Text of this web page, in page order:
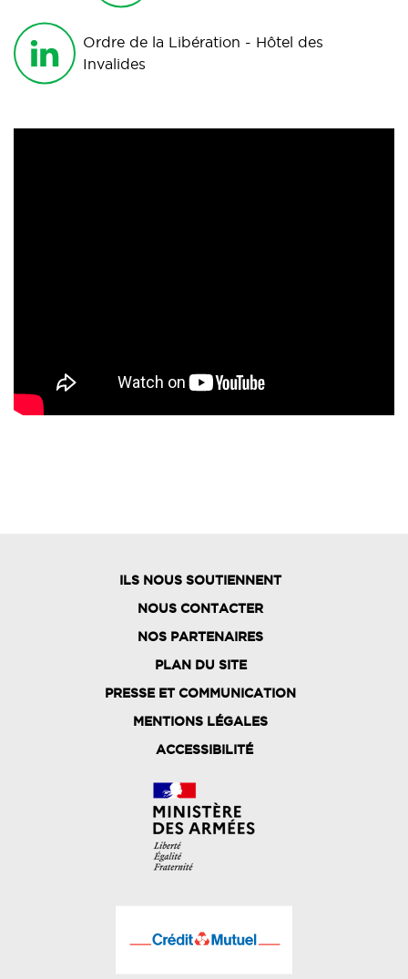
Ordre de la Libération - Hôtel des
Invalides
FOOTER
MENU
ILS NOUS SOUTIENNENT
NOUS CONTACTER
NOS PARTENAIRES
PLAN DU SITE
PRESSE ET COMMUNICATION
MENTIONS LÉGALES
ACCESSIBILITÉ